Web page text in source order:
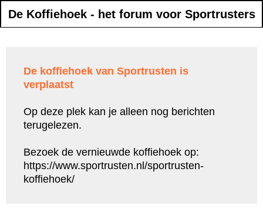
De Koffiehoek - het forum voor Sportrusters
De koffiehoek van Sportrusten is
verplaatst
Op deze plek kan je alleen nog berichten
terugelezen.
Bezoek de vernieuwde koffiehoek op:
https://www.sportrusten.nl/sportrusten-
koffiehoek/